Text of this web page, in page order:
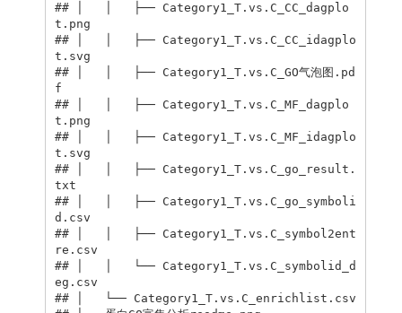
## │   │   ├── Category1_T.vs.C_CC_dagplo
t.png
## │   │   ├── Category1_T.vs.C_CC_idagplo
t.svg
## │   │   ├── Category1_T.vs.C_GO气泡图.pd
f
## │   │   ├── Category1_T.vs.C_MF_dagplo
t.png
## │   │   ├── Category1_T.vs.C_MF_idagplo
t.svg
## │   │   ├── Category1_T.vs.C_go_result.
txt
## │   │   ├── Category1_T.vs.C_go_symboli
d.csv
## │   │   ├── Category1_T.vs.C_symbol2ent
re.csv
## │   │   └── Category1_T.vs.C_symbolid_d
eg.csv
## │   └── Category1_T.vs.C_enrichlist.csv